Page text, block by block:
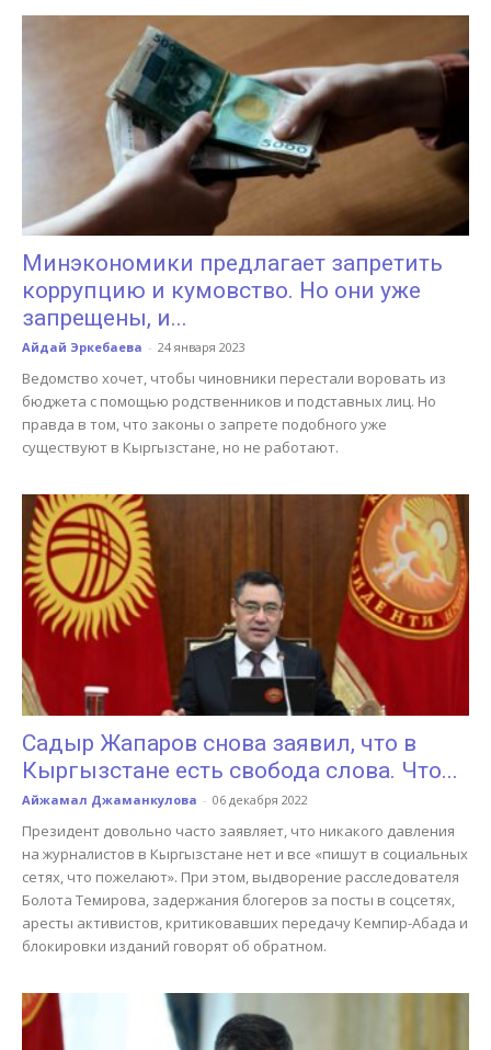
Минэкономики предлагает запретить
коррупцию и кумовство. Но они уже
запрещены, и...
Айдай Эркебаева - 24 января 2023
Ведомство хочет, чтобы чиновники перестали воровать из
бюджета с помощью родственников и подставных лиц. Но
правда в том, что законы о запрете подобного уже
существуют в Кыргызстане, но не работают.
Садыр Жапаров снова заявил, что в
Кыргызстане есть свобода слова. Что...
Айжамал Джаманкулова - 06 декабря 2022
Президент довольно часто заявляет, что никакого давления
на журналистов в Кыргызстане нет и все «пишут в социальных
сетях, что пожелают». При этом, выдворение расследователя
Болота Темирова, задержания блогеров за посты в соцсетях,
аресты активистов, критиковавших передачу Кемпир-Абада и
блокировки изданий говорят об обратном.